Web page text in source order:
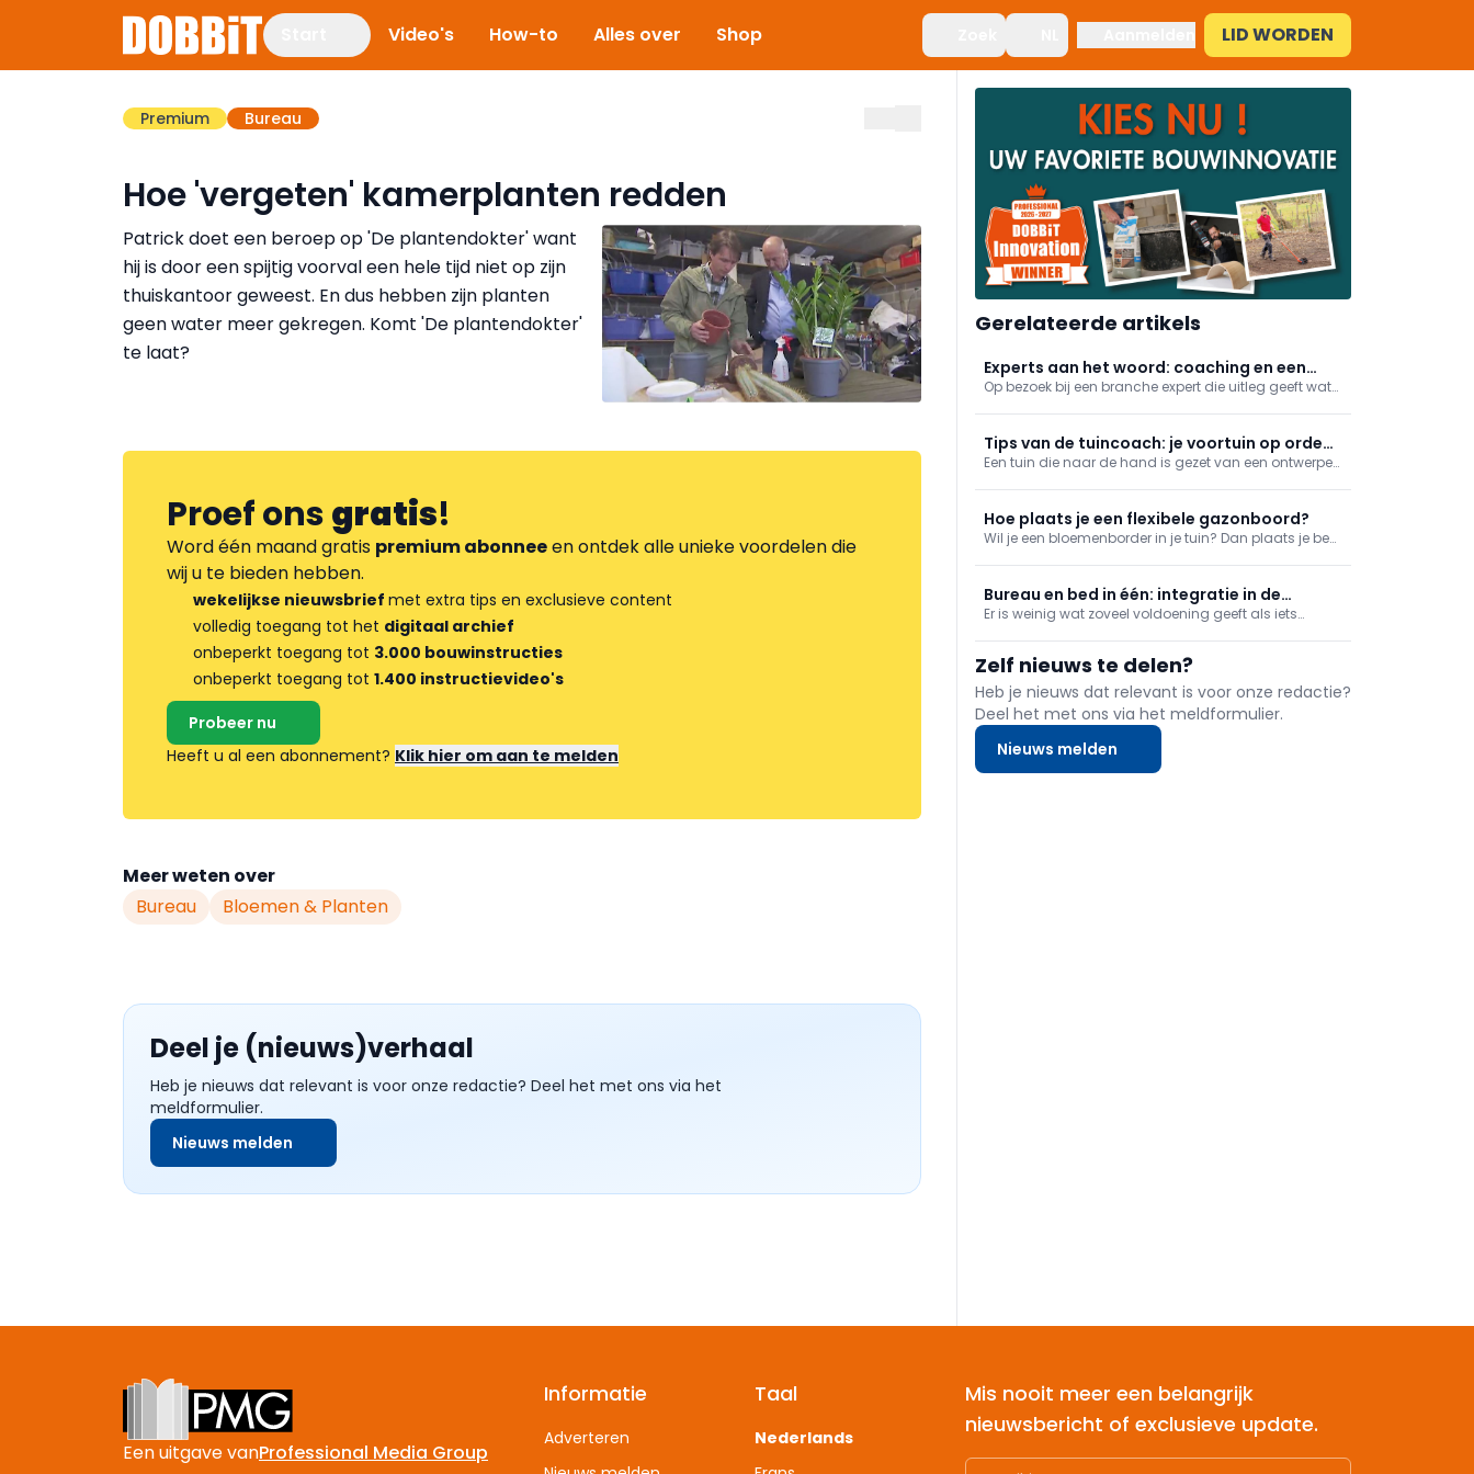
Video's How-to Alles over Shop LID WORDEN
Premium Bureau
Hoe 'vergeten' kamerplanten redden
Patrick doet een beroep op 'De plantendokter' want
hij is door een spijtig voorval een hele tijd niet op zijn
thuiskantoor geweest. En dus hebben zijn planten
geen water meer gekregen. Komt 'De plantendokter'
te laat?
Proef onsgratis!
Word één maand gratis premium abonneeen ontdek alle unieke voordelen die
wij u te bieden hebben.
wekelijkse nieuwsbrief met extra tips en exclusieve content
volledig toegang tot het digitaal archief
onbeperkt toegang tot 3.000 bouwinstructies
onbeperkt toegang tot 1.400 instructievideo's
Probeer nu
Heeft u al een abonnement? Klik hier om aan te melden
Meer weten over
Bureau
Bloemen & Planten
Deel je (nieuws)verhaal
Heb je nieuws dat relevant is voor onze redactie? Deel het met ons via het
meldformulier.
Nieuws melden
Gerelateerde artikels
Experts aan het woord: coaching en een
nieuwe CEO voor je bedrijf
Op bezoek bij een branche expert die uitleg geeft wat
een nieuwe CEO voor je bedrijf!
Tips van de tuincoach: je voortuin op orde
krijgen
Een tuin die naar de hand is gezet van een ontwerper
terugkomen in vele voortuintjes. Onze tuincoach gaat
aan de slag met enkele kleine ingrepen om
Hoe plaats je een flexibele gazonboord?
Wil je een bloemenborder in je tuin? Dan plaats je best
border helemaal vormen naar eigen wens. Maar hoe
plaats je zo'n border?
Bureau en bed in één: integratie in de
slaapkamer
Er is weinig wat zoveel voldoening geeft als iets
en bureau in één. Ideaal dus voor studenten op kot.
We kunnen nu zorgen voor de afwerking.
Zelf nieuws te delen?
Heb je nieuws dat relevant is voor onze redactie?
Deel het met ons via het meldformulier.
Nieuws melden
Een uitgave vanProfessional Media Group
Informatie
Adverteren
Taal
Nederlands
Mis nooit meer een belangrijk
nieuwsbericht of exclusieve update.